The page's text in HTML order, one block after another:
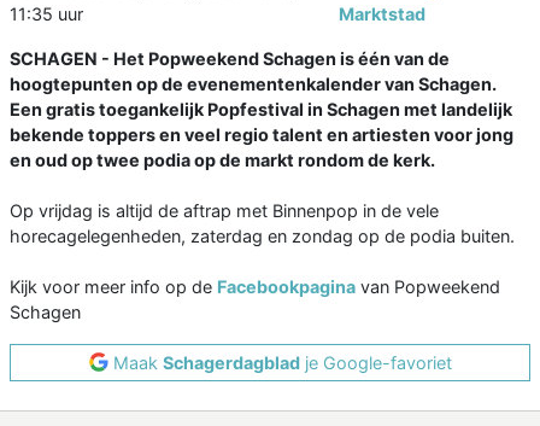
11:35 uur
Marktstad
SCHAGEN - Het Popweekend Schagen is één van de
hoogtepunten op de evenementenkalender van Schagen.
Een gratis toegankelijk Popfestival in Schagen met landelijk
bekende toppers en veel regio talent en artiesten voor jong
en oud op twee podia op de markt rondom de kerk.
Op vrijdag is altijd de aftrap met Binnenpop in de vele
horecagelegenheden, zaterdag en zondag op de podia buiten.
Kijk voor meer info op de Facebookpagina van Popweekend
Schagen
Maak Schagerdagbladje Google-favoriet